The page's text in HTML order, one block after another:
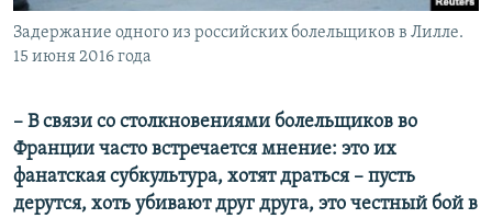
Задержание одного из российских болельщиков в Лилле.
15 июня 2016 года
–​ В связи со столкновениями болельщиков во
Франции часто встречается мнение: это их
фанатская субкультура, хотят драться –​ пусть
дерутся, хоть убивают друг друга, это честный бой в